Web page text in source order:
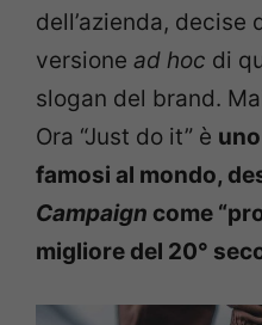
dell’azienda, decise
versione ad hoc di
slogan del brand.
Ora “Just do it” è
famosi al mondo,
Campaign come
migliore del 20°